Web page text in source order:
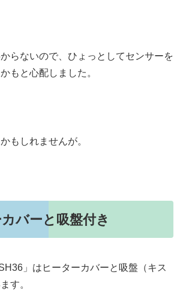
らないので、ひょっとしてセンサーを
もと心配しました。
もしれませんが。
バーと吸盤付き
」はヒーターカバーと吸盤（キス
す。